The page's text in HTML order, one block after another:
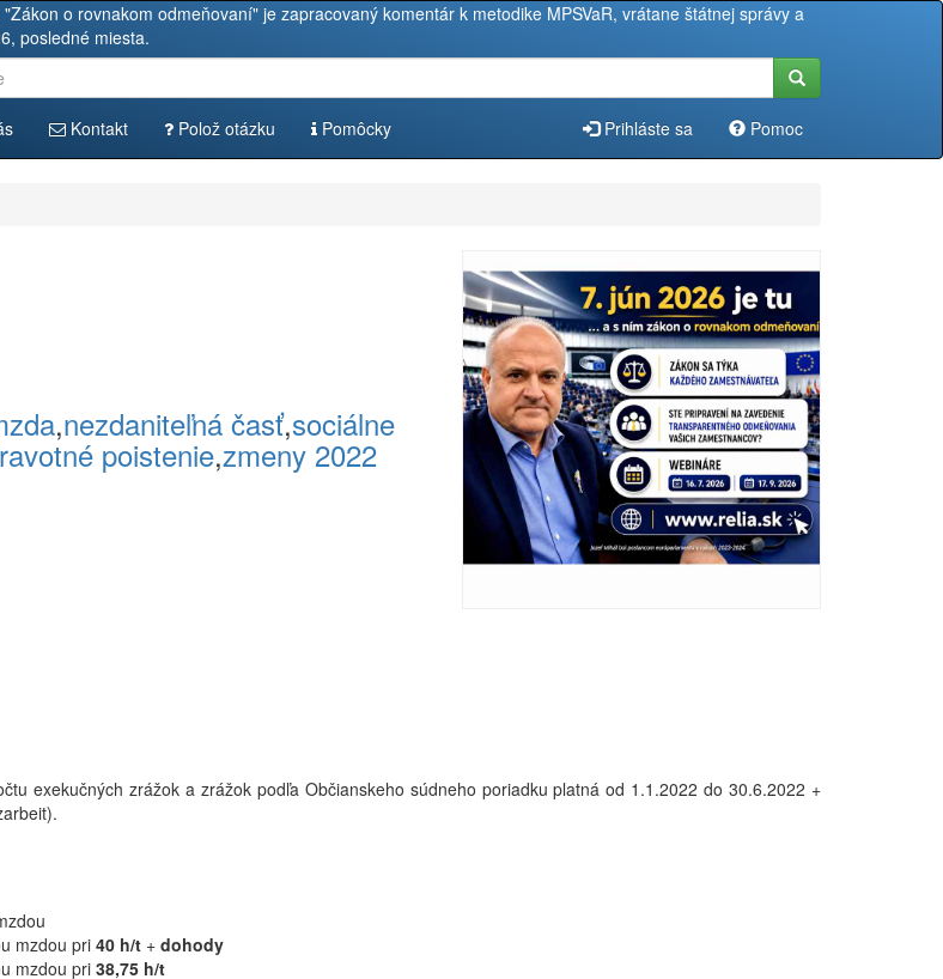
o rovnakom odmeňovaní" je zapracovaný komentár k metodike MPSVaR, vrátane štátnej správy a
posledné miesta.
Kontakt Polož otázku Pomôcky Prihláste sa Pomoc
,nezdaniteľná časť,sociálne
poistenie,zmeny 2022
exekučných zrážok a zrážok podľa Občianskeho súdneho poriadku platná od 1.1.2022 do 30.6.2022 +
mzdou pri40 h/t + dohody
mzdou pri38,75 h/t